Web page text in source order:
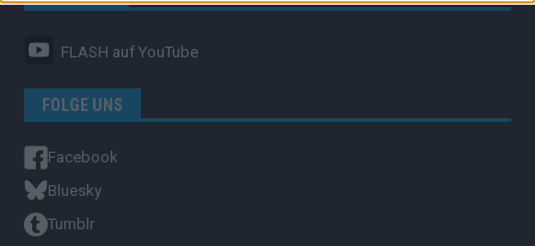
FLASH auf YouTube
FOLGE UNS
Facebook
Bluesky
Tumblr